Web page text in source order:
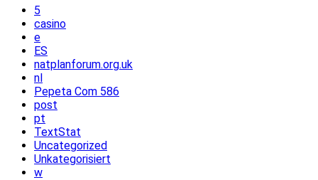
5
casino
e
ES
natplanforum.org.uk
nl
Pepeta Com 586
post
pt
TextStat
Uncategorized
Unkategorisiert
w